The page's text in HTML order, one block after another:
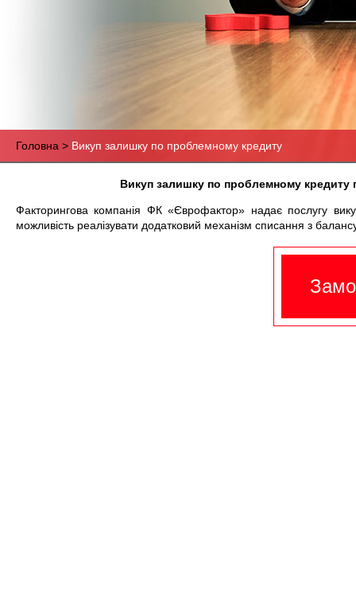
Строка
Головна Викуп залишку по проблемному кредиту
Викуп залишку по проблемному кредиту
Факторингова компанія ФК «Єврофактор» надає послугу
можливість реалізувати додатковий механізм списання з